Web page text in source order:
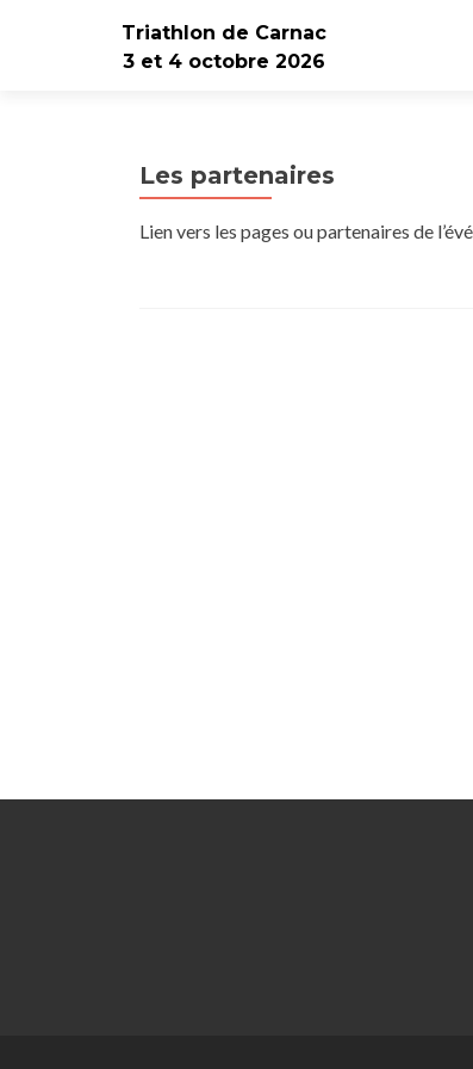
Triathlon de Carnac
3 et 4 octobre 2026
Les partenaires
Lien vers les pages ou partenaires de